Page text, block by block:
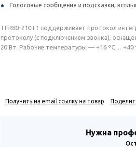
Голосовые сообщения и подсказки,
TFR80-210T1 поддерживает протокол
протоколу (с подключением звонка),
20 Вт. Рабочие температуры — +16 ºС… +40
Получить на email ссылку на товар
Нужна